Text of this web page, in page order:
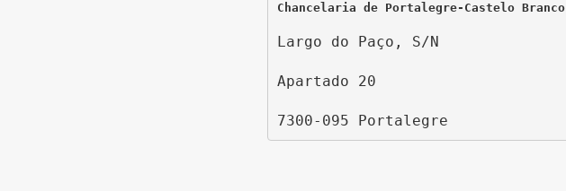
Chancelaria de Portalegre-Castelo Branco
Largo do Paço, S/N
Apartado 20
7300-095 Portalegre